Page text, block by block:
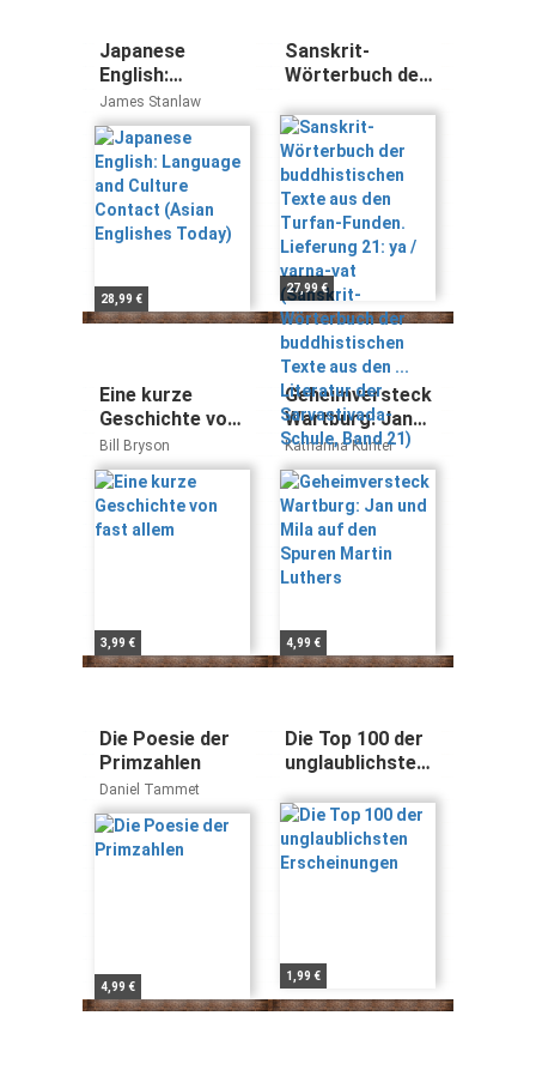
Japanese
English:
Language and
Culture Contact
(Asian Englishes
Today)
James Stanlaw
28,99 €
Sanskrit-
Wörterbuch der
Texte aus den
Turfan-Funden.
Lieferung 21: ya
/ varna-vat
(Sanskrit-
Wörterbuch der
buddhistischen
Texte aus den ...
Literatur der
Sarvastivada-
Schule, Band 21)
27,99 €
Eine kurze
Geschichte von
fast allem
Bill Bryson
3,99 €
Geheimversteck
Wartburg: Jan
und Mila auf den
Spuren Martin
Luthers
Katharina Kunter
4,99 €
Die Poesie der
Primzahlen
Daniel Tammet
4,99 €
Die Top 100 der
unglaublichsten
1,99 €